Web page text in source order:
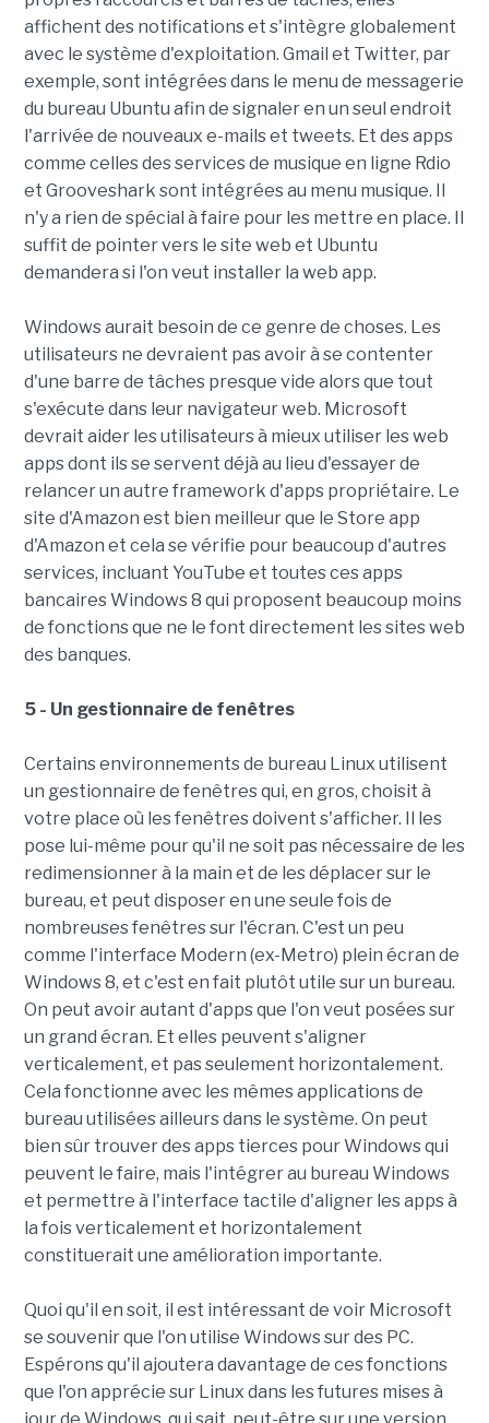
affichent des notifications et s'intègre globalement
avec le système d'exploitation. Gmail et Twitter, par
exemple, sont intégrées dans le menu de messagerie
du bureau Ubuntu afin de signaler en un seul endroit
l'arrivée de nouveaux e-mails et tweets. Et des apps
comme celles des services de musique en ligne Rdio
et Grooveshark sont intégrées au menu musique. Il
n'y a rien de spécial à faire pour les mettre en place. Il
suffit de pointer vers le site web et Ubuntu
demandera si l'on veut installer la web app.
Windows aurait besoin de ce genre de choses. Les
utilisateurs ne devraient pas avoir à se contenter
d'une barre de tâches presque vide alors que tout
s'exécute dans leur navigateur web. Microsoft
devrait aider les utilisateurs à mieux utiliser les web
apps dont ils se servent déjà au lieu d'essayer de
relancer un autre framework d'apps propriétaire. Le
site d'Amazon est bien meilleur que le Store app
d'Amazon et cela se vérifie pour beaucoup d'autres
services, incluant YouTube et toutes ces apps
bancaires Windows 8 qui proposent beaucoup moins
de fonctions que ne le font directement les sites web
des banques.
5 - Un gestionnaire de fenêtres
Certains environnements de bureau Linux utilisent
un gestionnaire de fenêtres qui, en gros, choisit à
votre place où les fenêtres doivent s'afficher. Il les
pose lui-même pour qu'il ne soit pas nécessaire de les
redimensionner à la main et de les déplacer sur le
bureau, et peut disposer en une seule fois de
nombreuses fenêtres sur l'écran. C'est un peu
comme l'interface Modern (ex-Metro) plein écran de
Windows 8, et c'est en fait plutôt utile sur un bureau.
On peut avoir autant d'apps que l'on veut posées sur
un grand écran. Et elles peuvent s'aligner
verticalement, et pas seulement horizontalement.
Cela fonctionne avec les mêmes applications de
bureau utilisées ailleurs dans le système. On peut
bien sûr trouver des apps tierces pour Windows qui
peuvent le faire, mais l'intégrer au bureau Windows
et permettre à l'interface tactile d'aligner les apps à
la fois verticalement et horizontalement
constituerait une amélioration importante.
Quoi qu'il en soit, il est intéressant de voir Microsoft
se souvenir que l'on utilise Windows sur des PC.
Espérons qu'il ajoutera davantage de ces fonctions
que l'on apprécie sur Linux dans les futures mises à